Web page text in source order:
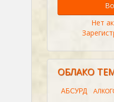
Нет
ОБЛАКО
АБСУРД